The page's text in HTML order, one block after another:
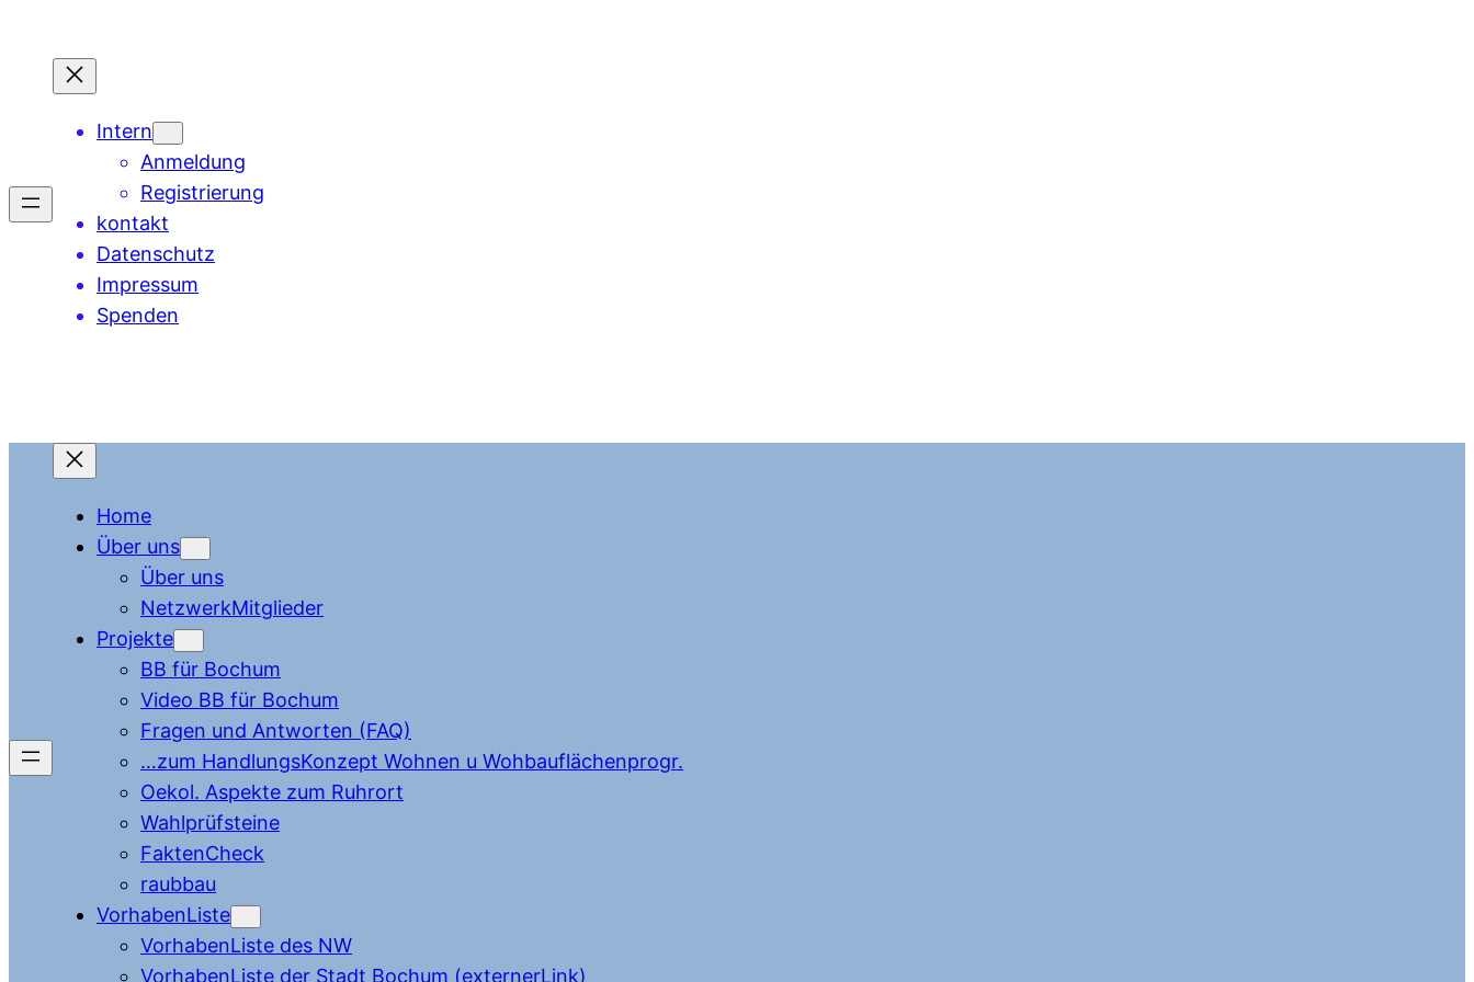
Intern
Anmeldung
Registrierung
kontakt
Datenschutz
Impressum
Spenden
Home
Über uns
Über uns
NetzwerkMitglieder
Projekte
BB für Bochum
Video BB für Bochum
Fragen und Antworten (FAQ)
…zum HandlungsKonzept Wohnen u Wohbauflächenprogr.
Oekol. Aspekte zum Ruhrort
Wahlprüfsteine
FaktenCheck
raubbau
VorhabenListe
VorhabenListe des NW
VorhabenListe der Stadt Bochum (externerLink)